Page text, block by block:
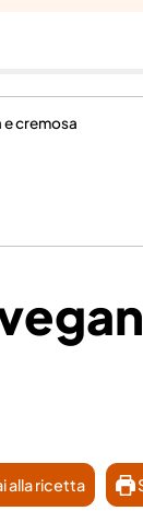
cremosa
alla ricetta